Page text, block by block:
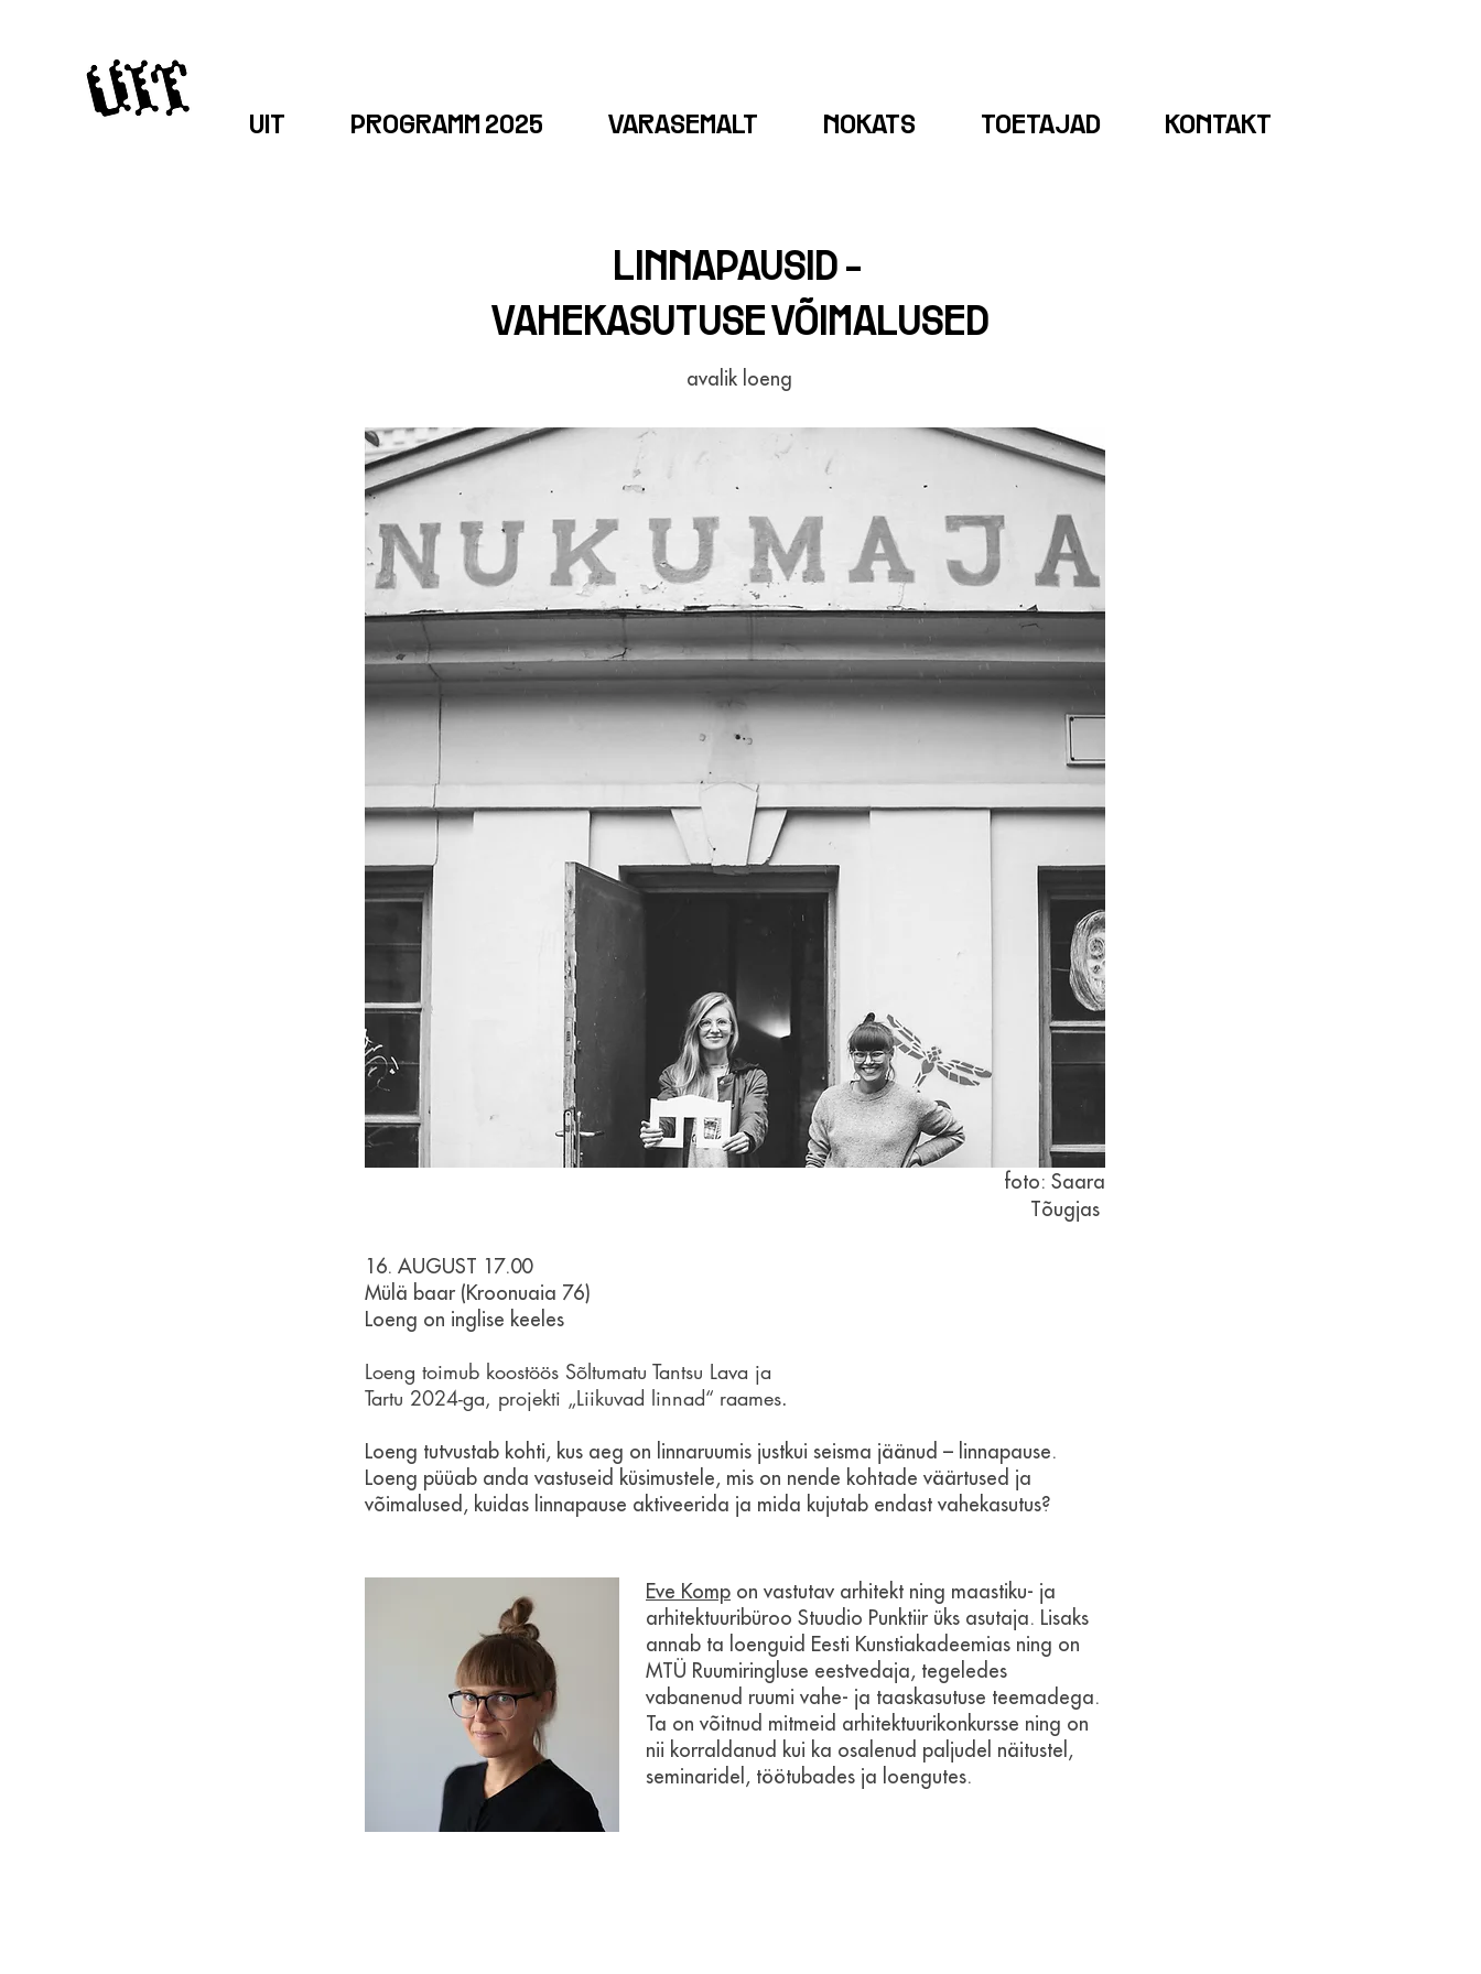
UIT PROGRAMM 2025 VARASEMALT NOKATS TOETAJAD KONTAKT
LINNAPAUSID -
VAHEKASUTUSE VÕIMALUSED
avalik loeng
foto: Saara
Tõugjas
16. AUGUST 17.00
Mülä baar (Kroonuaia 76)
Loeng on inglise keeles
Loeng toimub koostöös Sõltumatu Tantsu Lava ja
Tartu 2024-ga, projekti „Liikuvad linnad“ raames.
Loeng tutvustab kohti, kus aeg on linnaruumis justkui seisma jäänud – linnapause.
Loeng püüab anda vastuseid küsimustele, mis on nende kohtade väärtused ja
võimalused, kuidas linnapause aktiveerida ja mida kujutab endast vahekasutus?
Eve Komp on vastutav arhitekt ning maastiku- ja
arhitektuuribüroo Stuudio Punktiir üks asutaja. Lisaks
annab ta loenguid Eesti Kunstiakadeemias ning on
MTÜ Ruumiringluse eestvedaja, tegeledes
vabanenud ruumi vahe- ja taaskasutuse teemadega.
Ta on võitnud mitmeid arhitektuurikonkursse ning on
nii korraldanud kui ka osalenud paljudel näitustel,
seminaridel, töötubades ja loengutes.